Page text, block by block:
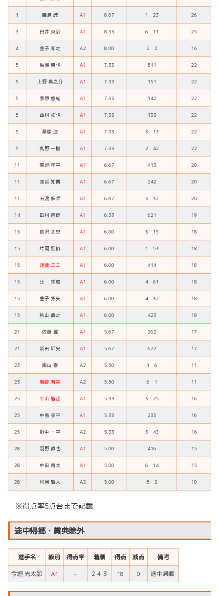
1 毒島 誠 A1 8.67 1 23 26
3 白井 英治 A1 8.33 6 11 25
4 金子 和之 A2 8.00 2 2 16
5 馬場 貴也 A1 7.33 511 22
5 上野 真之介 A1 7.33 151 22
5 茅原 悠紀 A1 7.33 142 22
5 西村 拓也 A1 7.33 133 22
5 桑原 悠 A1 7.33 3 13 22
5 丸野 一樹 A1 7.33 2 42 22
11 菊地 孝平 A1 6.67 413 20
11 深谷 知博 A1 6.67 242 20
11 石渡 鉄兵 A1 6.67 3 32 20
14 田村 隆信 A1 6.33 621 19
15 前沢 丈史 A1 6.00 3 15 18
15 片岡 雅裕 A1 6.00 1 53 18
15 遠藤 エミ A1 6.00 414 18
15 辻 栄蔵 A1 6.00 4 61 18
15 金子 拓矢 A1 6.00 4 32 18
15 秋山 直之 A1 6.00 423 18
21 佐藤 翼 A1 5.67 262 17
21 新田 雄史 A1 5.67 622 17
23 飯山 泰 A2 5.50 1 6 11
23 岩崎 芳美 A2 5.50 6 1 11
25 平山 智加 A1 5.33 3 25 16
25 中島 孝平 A1 5.33 235 16
25 野中 一平 A2 5.33 3 43 16
28 羽野 直也 A1 5.00 416 15
28 中田 竜太 A1 5.00 6 14 15
28 村岡 賢人 A2 5.00 5 2 10
※得点率5点台まで記載
途中帰郷・賞典除外
選手名 級別 得点率 着順 得点 減点
備考
今垣 光太郎
A1 – ２４３ 18 0 途中帰郷